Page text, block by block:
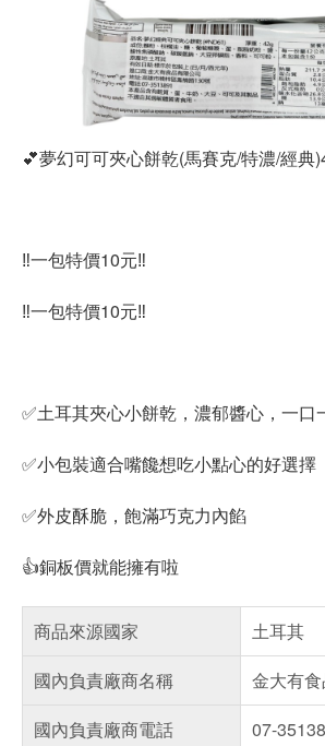
💕夢幻可可夾心餅乾(馬賽克/特濃/經典
‼️一包特價10元‼️
‼️一包特價10元‼️
✅土耳其夾心小餅乾，濃郁醬心，一口
✅小包裝適合嘴饞想吃小點心的好選擇
✅外皮酥脆，飽滿巧克力內餡
👍銅板價就能擁有啦
商品來源國家
土耳其
國內負責廠商名稱
金大有
國內負責廠商電話
07-